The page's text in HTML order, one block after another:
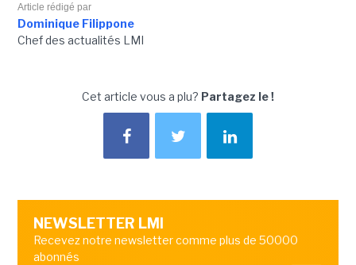
Article rédigé par
Dominique Filippone
Chef des actualités LMI
Cet article vous a plu? Partagez le !
NEWSLETTER LMI
Recevez notre newsletter comme plus de 50000
abonnés